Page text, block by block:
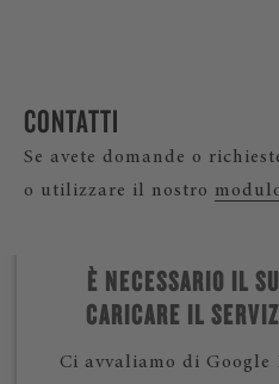
CONTATTI
Se avete domande o
o utilizzare il nostro
È NECESSARIO IL
CARICARE IL
Ci avvaliamo di